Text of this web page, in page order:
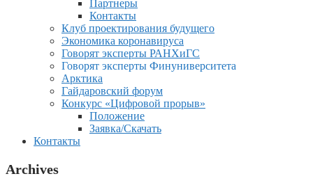
Партнеры
Контакты
Клуб проектирования будущего
Экономика коронавируса
Говорят эксперты РАНХиГС
Говорят эксперты Финуниверситета
Арктика
Гайдаровский форум
Конкурс «Цифровой прорыв»
Положение
Заявка/Скачать
Контакты
Archives